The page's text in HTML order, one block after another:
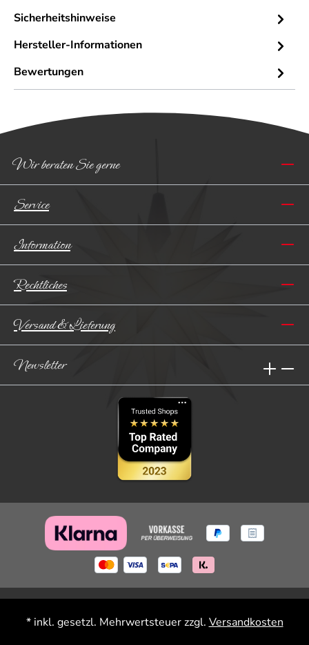
Sicherheitshinweise
Hersteller-Informationen
Bewertungen
Wir beraten Sie gerne
Service
Information
Rechtliches
Versand & Lieferung
Newsletter
* inkl. gesetzl. Mehrwertsteuer zzgl. Versandkosten